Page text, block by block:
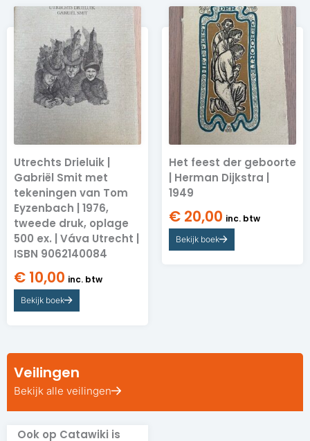
Utrechts Drieluik |
Gabriël Smit met
tekeningen van Tom
Eyzenbach | 1976,
tweede druk, oplage
500 ex. | Váva Utrecht |
ISBN 9062140084
€ 10,00 inc. btw
Bekijk boek
Het feest der geboorte
| Herman Dijkstra |
1949
€ 20,00 inc. btw
Bekijk boek
Veilingen
Bekijk alle veilingen
Ook op Catawiki is